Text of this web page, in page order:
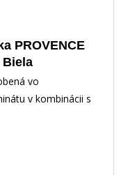
PROVENCE
Biela
vo
v kombinácii s